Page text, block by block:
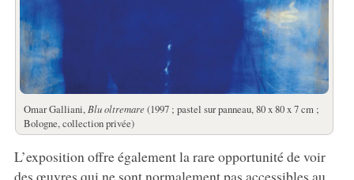
Omar Galliani, Blu oltremare (1997 ; pastel sur panneau, 80 x 80 x 7 cm ;
Bologne, collection privée)
L’exposition offre également la rare opportunité de voir